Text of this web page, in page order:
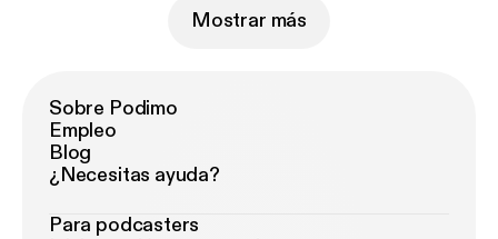
Mostrar más
Sobre Podimo
Empleo
Blog
¿Necesitas ayuda?
Para podcasters